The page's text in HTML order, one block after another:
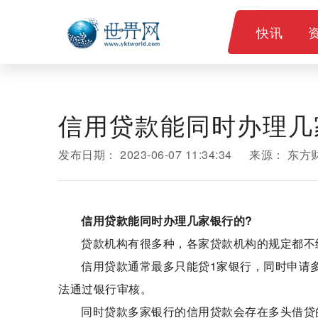
快讯
信用贷款能同时办理
发布日期： 2023-06-07 11:34:34 来源： 东方
信用贷款能同时办理几家银行的?
贷款机构有很多种，各家贷款机构的规定都
信用贷款通常最多只能贷1家银行，同时申
法通过银行审核。
同时贷款多家银行的信用贷款会存在多头借